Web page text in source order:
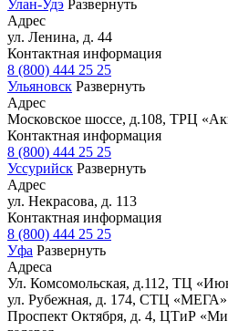
Улан-Удэ Развернуть
Адрес
ул. Ленина, д. 44
Контактная информация
8 (800) 444 25 25
Ульяновск Развернуть
Адрес
Московское шоссе, д.108, ТРЦ
Контактная информация
8 (800) 444 25 25
Уссурийск Развернуть
Адрес
ул. Некрасова, д. 113
Контактная информация
8 (800) 444 25 25
Уфа Развернуть
Адреса
Ул. Комсомольская, д.112, ТЦ
ул. Рубежная, д. 174, СТЦ «МЕГА»
Проспект Октября, д. 4, ЦТиР